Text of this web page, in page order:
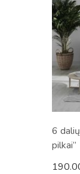
6
pilkai”